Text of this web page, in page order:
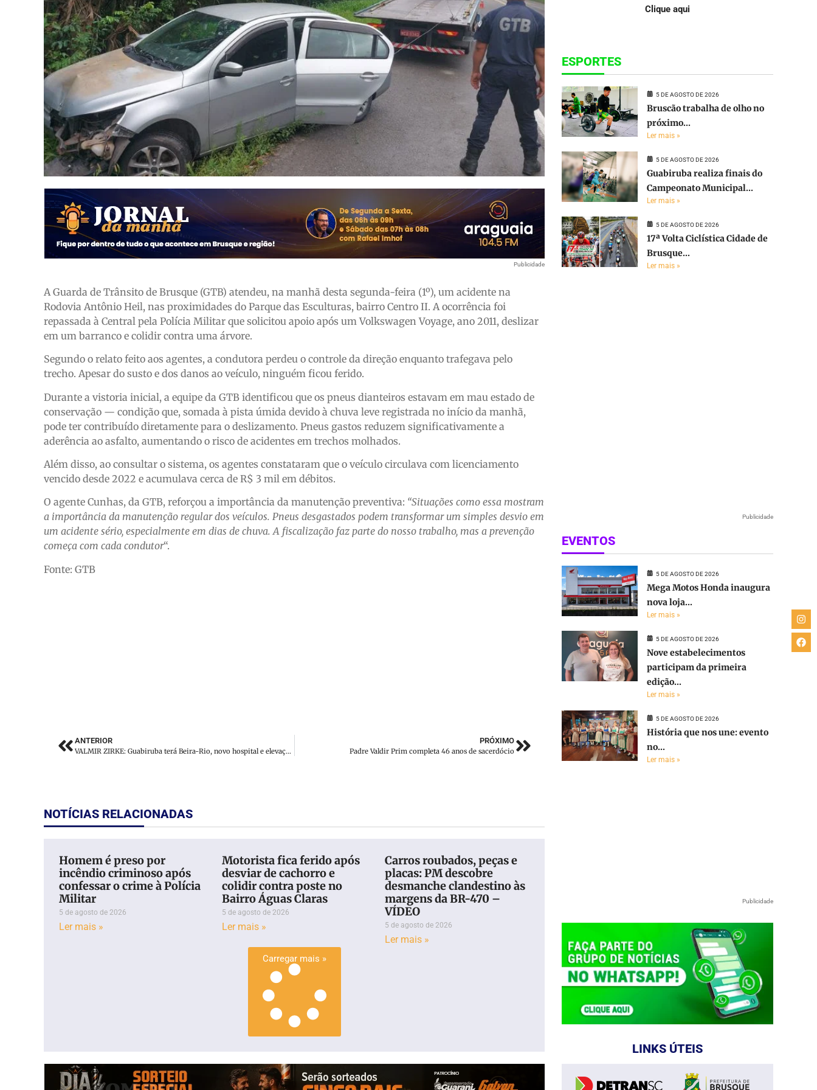
Publicidade
A Guarda de Trânsito de Brusque (GTB) atendeu, na manhã desta segunda-feira (1º), um acidente na
Rodovia Antônio Heil, nas proximidades do Parque das Esculturas, bairro Centro II. A ocorrência foi
repassada à Central pela Polícia Militar que solicitou apoio após um Volkswagen Voyage, ano 2011, deslizar
em um barranco e colidir contra uma árvore.
Segundo o relato feito aos agentes, a condutora perdeu o controle da direção enquanto trafegava pelo
trecho. Apesar do susto e dos danos ao veículo, ninguém ficou ferido.
Durante a vistoria inicial, a equipe da GTB identificou que os pneus dianteiros estavam em mau estado de
conservação — condição que, somada à pista úmida devido à chuva leve registrada no início da manhã,
pode ter contribuído diretamente para o deslizamento. Pneus gastos reduzem significativamente a
aderência ao asfalto, aumentando o risco de acidentes em trechos molhados.
Além disso, ao consultar o sistema, os agentes constataram que o veículo circulava com licenciamento
vencido desde 2022 e acumulava cerca de R$ 3 mil em débitos.
O agente Cunhas, da GTB, reforçou a importância da manutenção preventiva: “Situações como essa mostram
a importância da manutenção regular dos veículos. Pneus desgastados podem transformar um simples desvio em
um acidente sério, especialmente em dias de chuva. A fiscalização faz parte do nosso trabalho, mas a prevenção
começa com cada condutor“.
Fonte: GTB
ANTERIOR
VALMIR ZIRKE: Guabiruba terá Beira-Rio, novo hospital e elevação da Comarca
PRÓXIMO
Padre Valdir Prim completa 46 anos de sacerdócio
NOTÍCIAS RELACIONADAS
Homem é preso por
incêndio criminoso após
confessar o crime à Polícia
Militar
5 de agosto de 2026
Ler mais »
Motorista fica ferido após
desviar de cachorro e
colidir contra poste no
Bairro Águas Claras
5 de agosto de 2026
Ler mais »
Carros roubados, peças e
placas: PM descobre
desmanche clandestino às
margens da BR-470 –
VÍDEO
5 de agosto de 2026
Ler mais »
Carregar mais »
Clique aqui
ESPORTES
5 DE AGOSTO DE 2026
Bruscão trabalha de olho no
próximo...
Ler mais »
5 DE AGOSTO DE 2026
Guabiruba realiza finais do
Campeonato Municipal...
Ler mais »
5 DE AGOSTO DE 2026
17ª Volta Ciclística Cidade de
Brusque...
Ler mais »
Publicidade
EVENTOS
5 DE AGOSTO DE 2026
Mega Motos Honda inaugura
nova loja...
Ler mais »
5 DE AGOSTO DE 2026
Nove estabelecimentos
participam da primeira
edição...
Ler mais »
5 DE AGOSTO DE 2026
História que nos une: evento
no...
Ler mais »
Publicidade
LINKS ÚTEIS